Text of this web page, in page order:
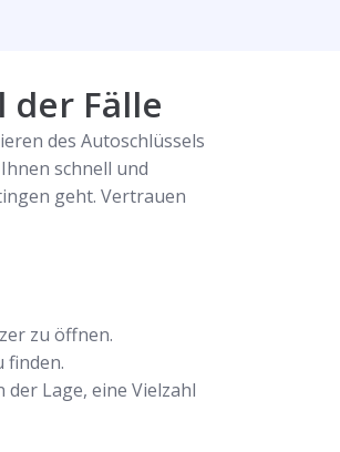
Fälle
des Autoschlüssels
schnell und
geht. Vertrauen
zu öffnen.
finden.
Lage, eine Vielzahl